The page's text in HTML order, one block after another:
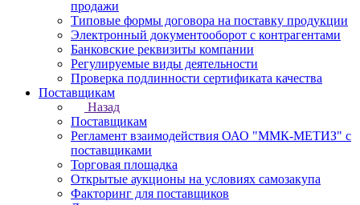
продажи
Типовые формы договора на поставку продукции
Электронный документооборот с контрагентами
Банковские реквизиты компании
Регулируемые виды деятельности
Проверка подлинности сертификата качества
Поставщикам
Назад
Поставщикам
Регламент взаимодействия ОАО "ММК-МЕТИЗ" с
поставщиками
Торговая площадка
Открытые аукционы на условиях самозакупа
Факторинг для поставщиков